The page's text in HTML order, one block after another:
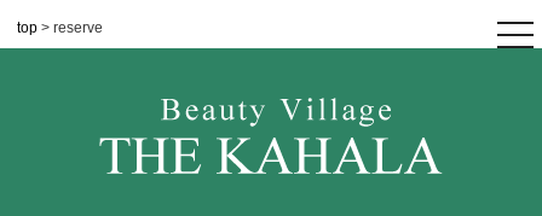
top > reserve